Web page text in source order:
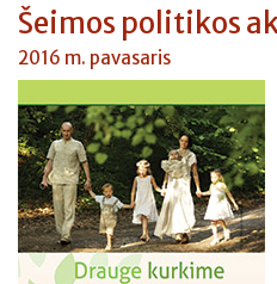
Šeimos politikos
2016 m. pavasaris